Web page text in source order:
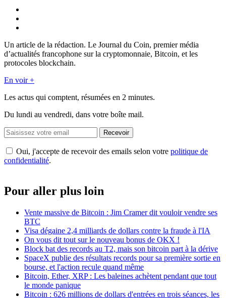
Un article de la rédaction. Le Journal du Coin, premier média
d’actualités francophone sur la cryptomonnaie, Bitcoin, et les
protocoles blockchain.
En voir +
Les actus qui comptent, résumées en 2 minutes.
Du lundi au vendredi, dans votre boîte mail.
Recevoir
Oui, j'accepte de recevoir des emails selon votre politique de
confidentialité.
Pour aller plus loin
Vente massive de Bitcoin : Jim Cramer dit vouloir vendre ses
BTC
Visa dégaine 2,4 milliards de dollars contre la fraude à l'IA
On vous dit tout sur le nouveau bonus de OKX !
Block bat des records au T2, mais son bitcoin part à la dérive
SpaceX publie des résultats records pour sa première sortie en
bourse, et l'action recule quand même
Bitcoin, Ether, XRP : Les baleines achètent pendant que tout
le monde panique
Bitcoin : 626 millions de dollars d'entrées en trois séances, les